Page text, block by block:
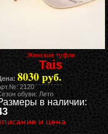
Женские туфли
Tais
8030 руб.
2120
обуви: Лето
в наличии:
и цена